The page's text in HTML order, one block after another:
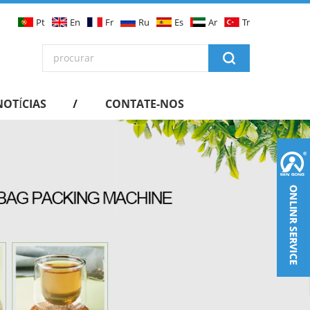
Pt En Fr Ru Es Ar Tr
CONTATE-NOS